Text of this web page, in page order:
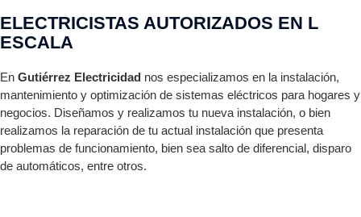
ELECTRICISTAS AUTORIZADOS EN L
ESCALA
En Gutiérrez Electricidad nos especializamos en la instalación,
mantenimiento y optimización de sistemas eléctricos para hogares y
negocios. Diseñamos y realizamos tu nueva instalación, o bien
realizamos la reparación de tu actual instalación que presenta
problemas de funcionamiento, bien sea salto de diferencial, disparo
de automáticos, entre otros.